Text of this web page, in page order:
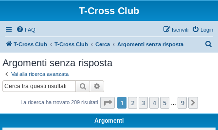
T-Cross Club
FAQ Login
Iscriviti
T-Cross Club T-Cross Club Cerca Argomenti senza risposta
Argomenti senza risposta
Vai alla ricerca avanzata
Cerca
La ricerca ha trovato 209 risultati Pagina di
1 2 3 4 5 9
Argomenti